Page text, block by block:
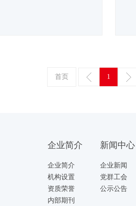
首页 1
企业简介
企业简介
机构设置
资质荣誉
内部期刊
新闻中心
企业新闻
党群工会
公示公告